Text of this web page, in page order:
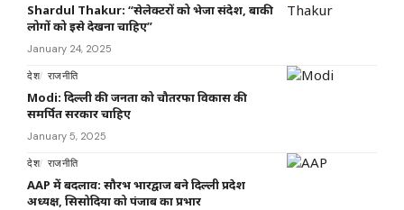
Shardul Thakur: “सेलेक्टरों को भेजा संदेश, बाकी
लोगों को इसे देखना चाहिए”
January 24, 2025
देश राजनीति
Modi: दिल्ली की जनता को चौतरफा विकास की
समर्पित सरकार चाहिए
January 5, 2025
देश राजनीति
AAP में बदलाव: सौरभ भारद्वाज बने दिल्ली प्रदेश
अध्यक्ष, सिसोदिया को पंजाब का प्रभार